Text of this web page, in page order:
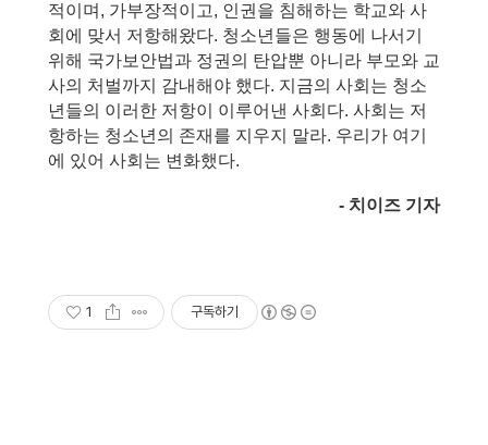
적이며, 가부장적이고, 인권을 침해하는 학교와 사
회에 맞서 저항해왔다. 청소년들은 행동에 나서기
위해 국가보안법과 정권의 탄압뿐 아니라 부모와 교
사의 처벌까지 감내해야 했다. 지금의 사회는 청소
년들의 이러한 저항이 이루어낸 사회다. 사회는 저
항하는 청소년의 존재를 지우지 말라. 우리가 여기
에 있어 사회는 변화했다.
- 치이즈 기자
1 구독하기